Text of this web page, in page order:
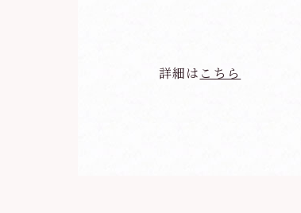
詳細は こちら